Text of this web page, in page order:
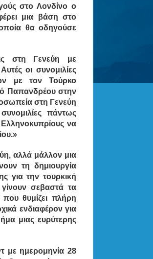
στο Λονδίνο ο
μια βάση στο
θα οδηγούσε
στη Γενεύη με
οι συνομιλίες
με τον Τούρκο
Παπανδρέου στην
στη Γενεύη
πάντως
Ελληνοκυπρίους να
αλλά μάλλον μια
τη δημιουργία
για την τουρκική
σεβαστά τα
που θυμίζει πλήρη
ενδιαφέρον για
μιας ευρύτερης
με ημερομηνία 28